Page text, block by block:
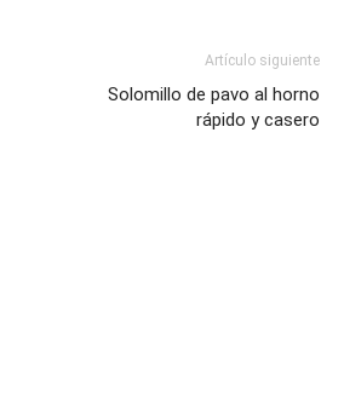
Artículo siguiente
Solomillo de pavo al horno
rápido y casero